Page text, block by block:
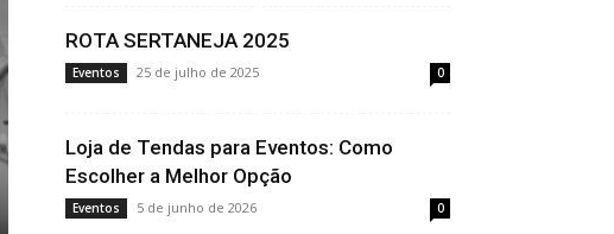
ROTA SERTANEJA 2025
Eventos 25 de julho de 2025 0
Loja de Tendas para Eventos: Como
Escolher a Melhor Opção
Eventos 5 de junho de 2026 0